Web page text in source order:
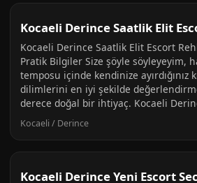
Kocaeli Derince Saatlik Elit
Kocaeli Derince Saatlik Elit Escort
Pratik Bilgiler Size şöyle söyleyeyim,
temposu içinde kendinize ayırdığınız
dilimlerini en iyi şekilde
derece doğal bir ihtiyaç. Kocaeli
Kocaeli / Derince
Kocaeli Derince Yeni Escort